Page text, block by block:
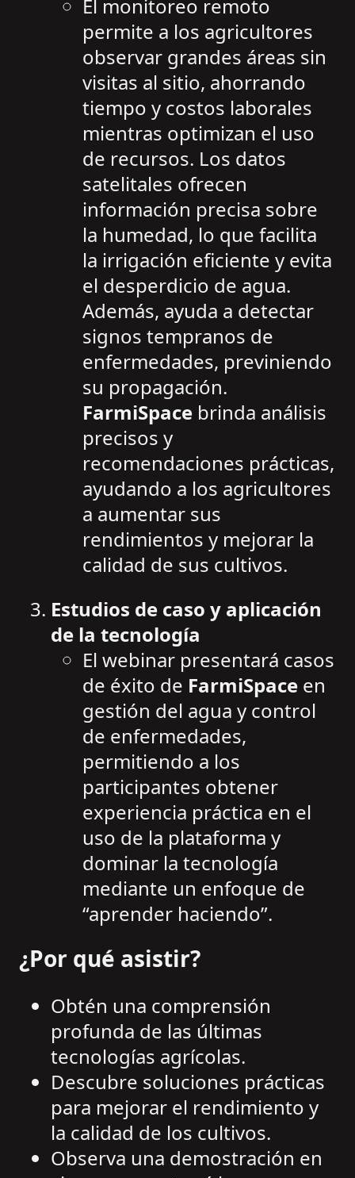
El monitoreo remoto
permite a los agricultores
observar grandes áreas sin
visitas al sitio, ahorrando
tiempo y costos laborales
mientras optimizan el uso
de recursos. Los datos
satelitales ofrecen
información precisa sobre
la humedad, lo que facilita
la irrigación eficiente y evita
el desperdicio de agua.
Además, ayuda a detectar
signos tempranos de
enfermedades, previniendo
su propagación.
FarmiSpace brinda análisis
precisos y
recomendaciones prácticas,
ayudando a los agricultores
a aumentar sus
rendimientos y mejorar la
calidad de sus cultivos.
Estudios de caso y aplicación
de la tecnología
El webinar presentará casos
de éxito de FarmiSpace en
gestión del agua y control
de enfermedades,
permitiendo a los
participantes obtener
experiencia práctica en el
uso de la plataforma y
dominar la tecnología
mediante un enfoque de
“aprender haciendo”.
¿Por qué asistir?
Obtén una comprensión
profunda de las últimas
tecnologías agrícolas.
Descubre soluciones prácticas
para mejorar el rendimiento y
la calidad de los cultivos.
Observa una demostración en